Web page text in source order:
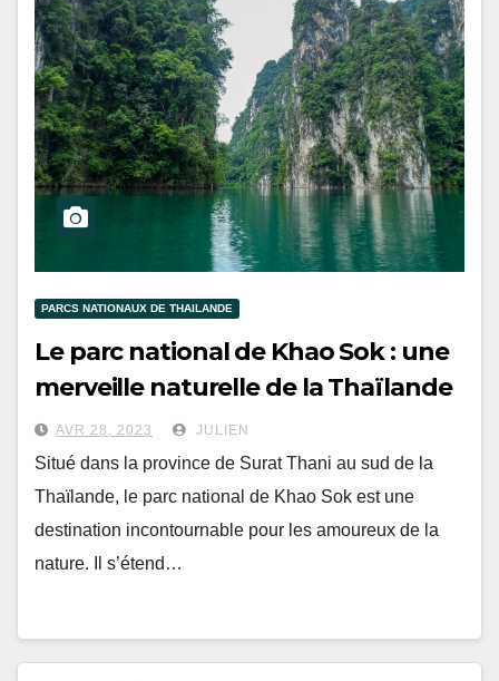
PARCS NATIONAUX DE THAILANDE
Le parc national de Khao Sok : une
merveille naturelle de la Thaïlande
AVR 28, 2023 JULIEN
Situé dans la province de Surat Thani au sud de la
Thaïlande, le parc national de Khao Sok est une
destination incontournable pour les amoureux de la
nature. Il s’étend…